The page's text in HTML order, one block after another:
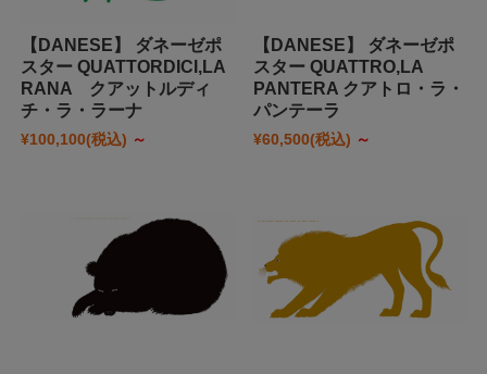
【DANESE】 ダネーゼポ
スター QUATTORDICI,LA
RANA クアットルディ
チ・ラ・ラーナ
¥100,100(税込) ～
【DANESE】 ダネーゼポ
スター QUATTRO,LA
PANTERA クアトロ・ラ・
パンテーラ
¥60,500(税込) ～